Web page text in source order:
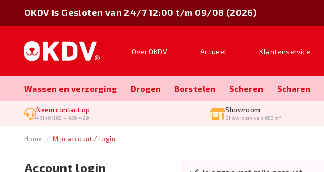
Over OKDV Actueel Klantenservice
Wassen en verzorging Drogen Borstelen Scheren Scharen
Neem contact op
+31 (0)162 – 459 499
Showroom
Showroom van 650m²
OKDV is Gesloten van 24/7 12:00 t/m 09/08 (2026)
Home Mijn account / login
Account login